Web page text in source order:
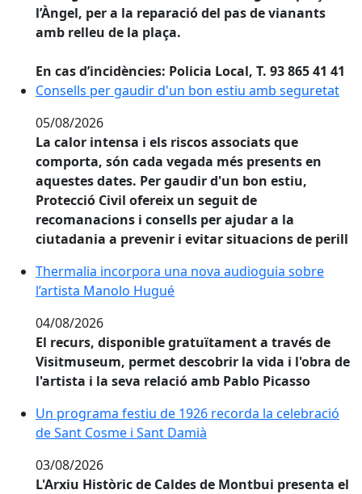
l’Àngel, per a la reparació del pas de vianants
amb relleu de la plaça.
En cas d’incidències: Policia Local, T. 93 865 41 41
Consells per gaudir d'un bon estiu amb seguretat
Consells per gaudir d'un bon estiu amb seguretat
05/08/2026
La calor intensa i els riscos associats que
comporta, són cada vegada més presents en
aquestes dates. Per gaudir d'un bon estiu,
Protecció Civil ofereix un seguit de
recomanacions i consells per ajudar a la
ciutadania a prevenir i evitar situacions de perill
Thermalia incorpora una nova audioguia sobre
Thermalia incorpora una nova audioguia sobre
l’artista Manolo Hugué
04/08/2026
El recurs, disponible gratuïtament a través de
Visitmuseum, permet descobrir la vida i l'obra de
l'artista i la seva relació amb Pablo Picasso
Un programa festiu de 1926 recorda la celebració de
Un programa festiu de 1926 recorda la celebració
de Sant Cosme i Sant Damià
03/08/2026
L'Arxiu Històric de Caldes de Montbui presenta el